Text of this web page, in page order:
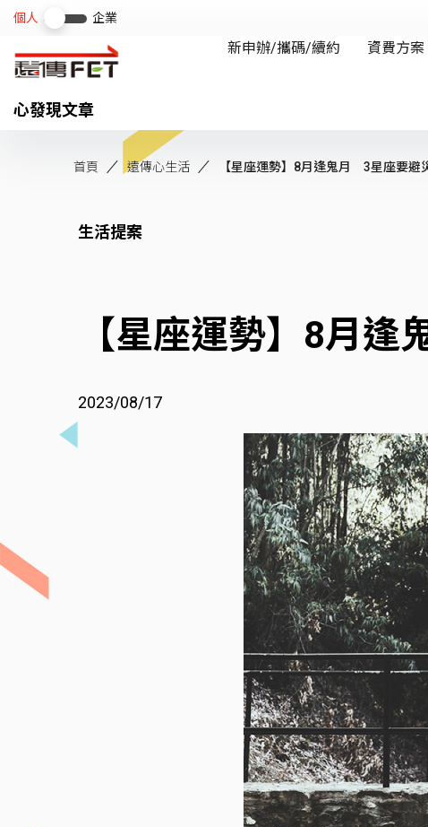
心發現文章
首頁 遠傳心生活 【星座運勢】8月逢鬼月 3星座要避
生活提案
【星座運勢】8月
2023/08/17